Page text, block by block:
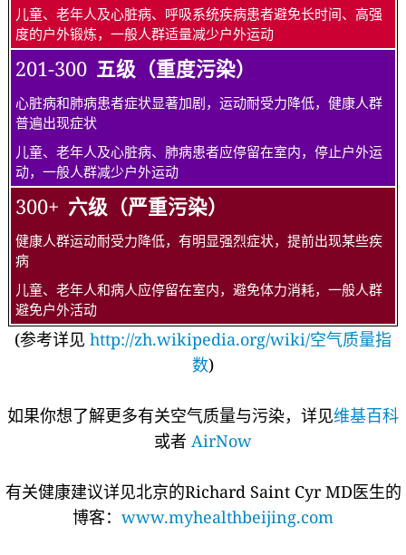
儿童、老年人及心脏病、呼吸系统疾病患者避免长时间、高强
度的户外锻炼，一般人群适量减少户外运动
201-300 五级（重度污染）
心脏病和肺病患者症状显著加剧，运动耐受力降低，健康人群
普遍出现症状
儿童、老年人及心脏病、肺病患者应停留在室内，停止户外运
动，一般人群减少户外运动
300+ 六级（严重污染）
健康人群运动耐受力降低，有明显强烈症状，提前出现某些疾
病
儿童、老年人和病人应停留在室内，避免体力消耗，一般人群
避免户外活动
(参考详见 http://zh.wikipedia.org/wiki/空气质量指
数)
如果你想了解更多有关空气质量与污染，详见维基百科
或者 AirNow
有关健康建议详见北京的Richard Saint Cyr MD医生的
博客： www.myhealthbeijing.com